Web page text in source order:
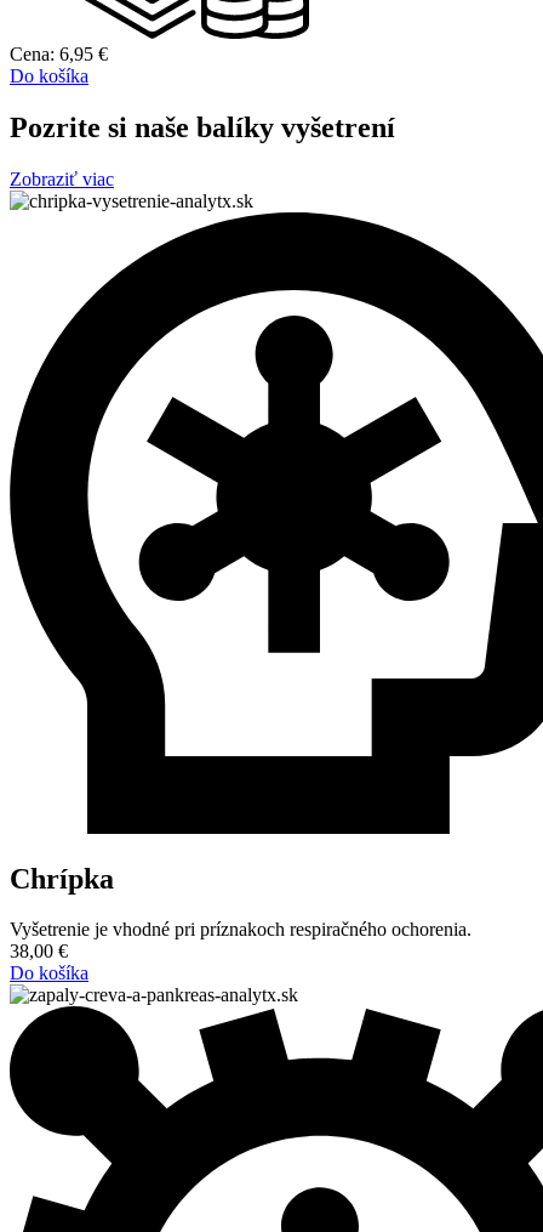
Cena: 6,95 €
Do košíka
Pozrite si naše balíky vyšetrení
Zobraziť viac
Chrípka
Vyšetrenie je vhodné pri príznakoch respiračného ochorenia.
38,00 €
Do košíka